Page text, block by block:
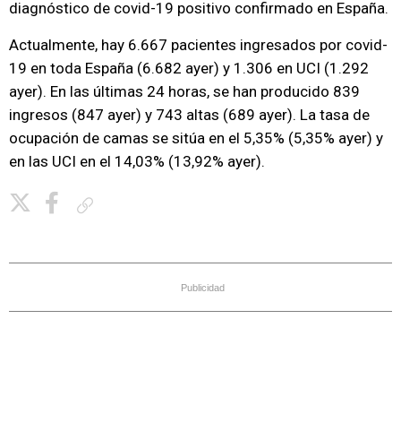
diagnóstico de covid-19 positivo confirmado en España.
Actualmente, hay 6.667 pacientes ingresados por covid-
19 en toda España (6.682 ayer) y 1.306 en UCI (1.292
ayer). En las últimas 24 horas, se han producido 839
ingresos (847 ayer) y 743 altas (689 ayer). La tasa de
ocupación de camas se sitúa en el 5,35% (5,35% ayer) y
en las UCI en el 14,03% (13,92% ayer).
Publicidad